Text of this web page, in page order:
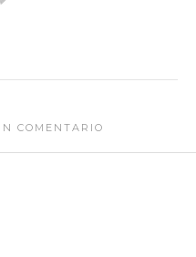
COMENTARIO